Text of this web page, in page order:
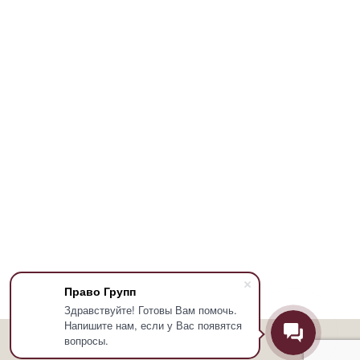
Право Групп
Здравствуйте! Готовы Вам помочь.
Напишите нам, если у Вас появятся
вопросы.